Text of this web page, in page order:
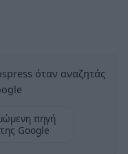
όταν αναζητάς
πηγή
Google